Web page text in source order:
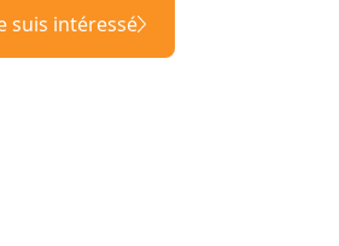
suis intéressé